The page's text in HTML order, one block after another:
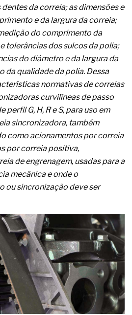
médicas da queda dos cabelos ou
é o obstáculo para o resultado
para a inspeção em estruturas
de concreto de obras
regular reduz em 19% o risco de
e melhora o metabolismo
de indicadores nas atividades
das organizações
industrial ganha espaço como
competitiva nas empresas
dimensionais dos produtos de
cimentícios com fibra de vidro
vantagem competitiva não está no
IA
a régua do comprador B2B e a venda
da correia; as dimensões e
e da largura da correia;
do comprimento da
tolerâncias dos sulcos da polia;
do diâmetro e da largura da
da qualidade da polia. Dessa
normativas de correias
curvilíneas de passo
perfil G, H, R e S, para uso em
sincronizadora, também
como acionamentos por correia
por correia positiva,
de engrenagem, usadas para a
mecânica e onde o
ou sincronização deve ser